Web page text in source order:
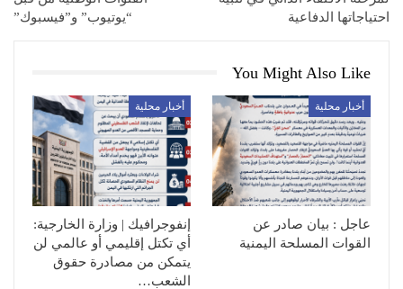
احتياجاتها الدفاعية
“يوتيوب” و”فيسبوك”
You Might Also Like
أخبار محلية
عاجل : بيان صادر عن
القوات المسلحة اليمنية
أخبار محلية
إنفوجرافيك | وزارة الخارجية:
أي تكتل إقليمي أو عالمي لن
يتمكن من مصادرة حقوق
الشعب…